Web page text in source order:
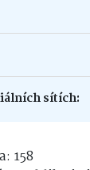
sítích:
158